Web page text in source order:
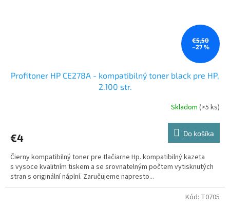
€5,50
–27 %
Profitoner HP CE278A - kompatibilný toner black pre HP,
2.100 str.
Skladom (>5 ks)
€4 Do košíka
Čierny kompatibilný toner pre tlačiarne Hp. kompatibilný kazeta
s vysoce kvalitním tiskem a se srovnatelným počtem vytisknutých
stran s originální náplní. Zaručujeme napresto...
Kód: T0705